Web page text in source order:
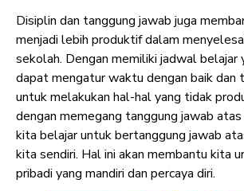
Disiplin dan tanggung jawab juga
menjadi lebih produktif dalam
sekolah. Dengan memiliki jadwal belajar
dapat mengatur waktu dengan baik dan
untuk melakukan hal-hal yang tidak
dengan memegang tanggung jawab
kita belajar untuk bertanggung jawab
kita sendiri. Hal ini akan membantu kita
pribadi yang mandiri dan percaya diri.